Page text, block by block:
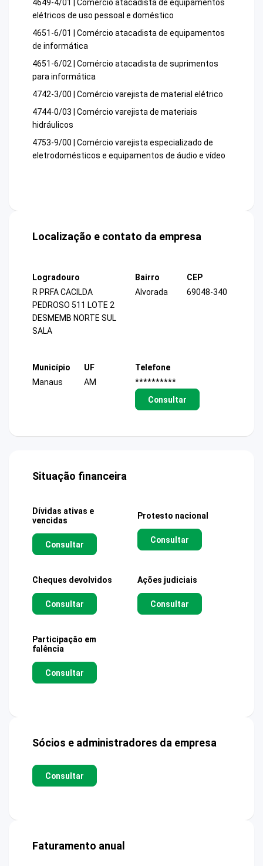
4649-4/01 | Comércio atacadista de equipamentos
elétricos de uso pessoal e doméstico
4651-6/01 | Comércio atacadista de equipamentos
de informática
4651-6/02 | Comércio atacadista de suprimentos
para informática
4742-3/00 | Comércio varejista de material elétrico
4744-0/03 | Comércio varejista de materiais
hidráulicos
4753-9/00 | Comércio varejista especializado de
eletrodomésticos e equipamentos de áudio e vídeo
Localização e contato da empresa
Logradouro
R PRFA CACILDA
PEDROSO 511 LOTE 2
DESMEMB NORTE SUL
SALA
Bairro
Alvorada
CEP
69048-340
Município
Manaus
UF
AM
Telefone
**********
Consultar
Situação financeira
Dívidas ativas e
vencidas
Consultar
Protesto nacional
Consultar
Cheques devolvidos
Consultar
Ações judiciais
Consultar
Participação em
falência
Consultar
Sócios e administradores da empresa
Consultar
Faturamento anual